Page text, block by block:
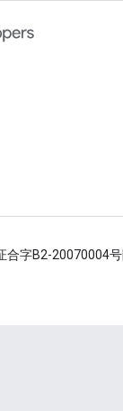
合字B2-20070004号